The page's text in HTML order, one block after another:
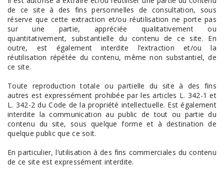
de ce site à des fins personnelles de consultation, sous
réserve que cette extraction et/ou réutilisation ne porte pas
sur une partie, appréciée qualitativement ou
quantitativement, substantielle du contenu de ce site. En
outre, est également interdite l’extraction et/ou la
réutilisation répétée du contenu, même non substantiel, de
ce site.
Toute reproduction totale ou partielle du site à des fins
autres est expressément prohibée par les articles L. 342-1 et
L. 342-2 du Code de la propriété intellectuelle. Est également
interdite la communication au public de tout ou partie du
contenu du site, sous quelque forme et à destination de
quelque public que ce soit.
En particulier, l’utilisation à des fins commerciales du contenu
de ce site est expressément interdite.